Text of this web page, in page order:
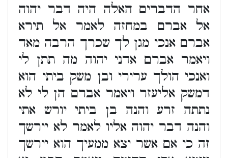
אחר הדברים האלה היה דבר יהוה
אל אברם במחזה לאמר אל תירא
אברם אנכי מגן לך שכרך הרבה מאד
ויאמר אברם אדני יהוה מה תתן לי
ואנכי הולך ערירי ובן משק ביתי הוא
דמשק אליעזר ויאמר אברם הן לי לא
נתתה זרע והנה בן ביתי יורש אתי
והנה דבר יהוה אליו לאמר לא יירשך
זה כי אם אשר יצא ממעיך הוא יירשך